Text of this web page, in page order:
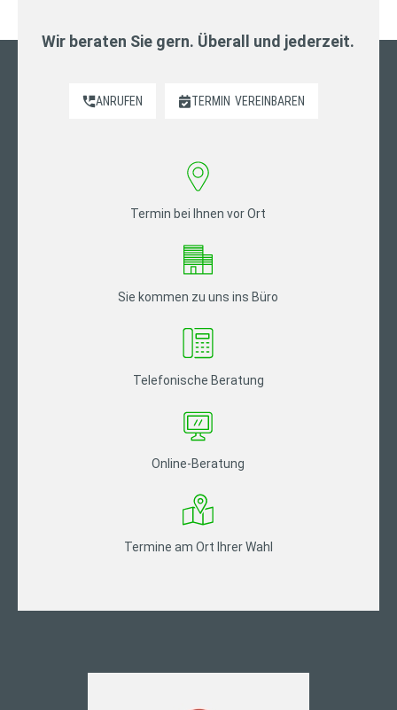
Wir beraten Sie gern. Überall und jederzeit.
ANRUFEN TERMIN VEREINBAREN
Termin bei Ihnen vor Ort
Sie kommen zu uns ins Büro
Telefonische Beratung
Online-Beratung
Termine am Ort Ihrer Wahl